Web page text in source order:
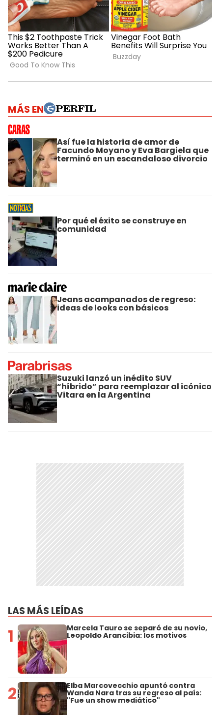
MÁS EN
Así fue la historia de amor de
Facundo Moyano y Eva Bargiela que
terminó en un escandaloso divorcio
Por qué el éxito se construye en
comunidad
Jeans acampanados de regreso:
ideas de looks con básicos
Suzuki lanzó un inédito SUV
“híbrido” para reemplazar al icónico
Vitara en la Argentina
LAS MÁS LEÍDAS
1 Marcela Tauro se separó de su novio,
Leopoldo Arancibia: los motivos
2 Elba Marcovecchio apuntó contra
Wanda Nara tras su regreso al país:
"Fue un show mediático"